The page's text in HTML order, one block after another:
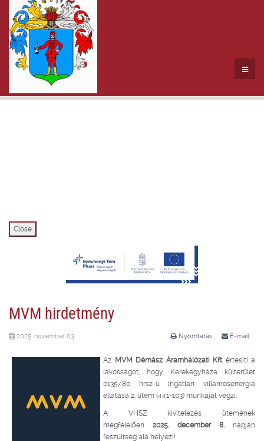
Close
MVM hirdetmény
Nyomtatás E-mail
2025. november 03.
Az MVM Démász Áramhálózati Kftértesíti a
lakosságot, hogy Kerekegyháza külterület
0135/80 hrsz-ú ingatlan villamosenergia
ellátása 2. ütem (441-103) munkáját végzi.
A VHSZ kivitelezés ütemének
megfelelően 2025. december 8. napján
feszültség alá helyezi!